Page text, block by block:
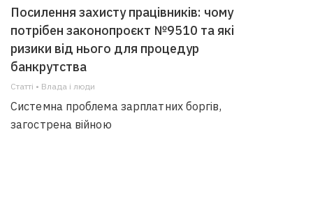
Посилення захисту працівників: чому
потрібен законопроєкт №9510 та які
ризики від нього для процедур
банкрутства
Статті • Влада i люди
Системна проблема зарплатних боргів,
загострена війною